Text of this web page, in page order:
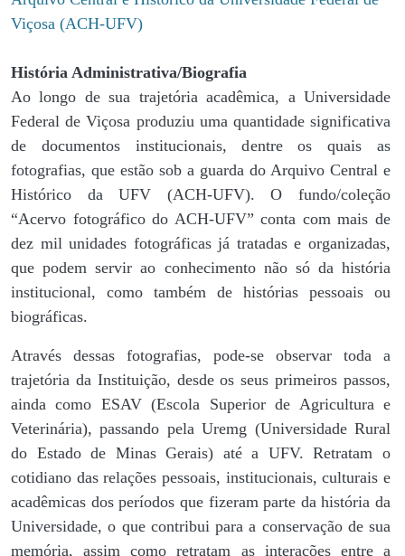
Viçosa (ACH-UFV)
História Administrativa/Biografia
Ao longo de sua trajetória acadêmica, a Universidade
Federal de Viçosa produziu uma quantidade significativa
de documentos institucionais, dentre os quais as
fotografias, que estão sob a guarda do Arquivo Central e
Histórico da UFV (ACH-UFV). O fundo/coleção
“Acervo fotográfico do ACH-UFV” conta com mais de
dez mil unidades fotográficas já tratadas e organizadas,
que podem servir ao conhecimento não só da história
institucional, como também de histórias pessoais ou
biográficas.
Através dessas fotografias, pode-se observar toda a
trajetória da Instituição, desde os seus primeiros passos,
ainda como ESAV (Escola Superior de Agricultura e
Veterinária), passando pela Uremg (Universidade Rural
do Estado de Minas Gerais) até a UFV. Retratam o
cotidiano das relações pessoais, institucionais, culturais e
acadêmicas dos períodos que fizeram parte da história da
Universidade, o que contribui para a conservação de sua
memória, assim como retratam as interações entre a